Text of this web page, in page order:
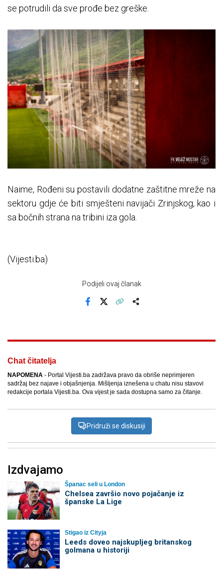
se potrudili da sve prođe bez greške.
Naime, Rođeni su postavili dodatne zaštitne mreže na
sektoru gdje će biti smješteni navijači Zrinjskog, kao i
sa bočnih strana na tribini iza gola.
(Vijesti.ba)
Podijeli ovaj članak
Chat čitatelja
NAPOMENA - Portal Vijesti.ba zadržava pravo da obriše neprimjeren
sadržaj bez najave i objašnjenja. Mišljenja iznešena u chatu nisu stavovi
redakcije portala Vijesti.ba. Ova vijest je sada dostupna samo za čitanje.
Pridruži se diskusiji
Izdvajamo
Španac seli u London
Chelsea završio novo pojačanje iz
španske La Lige
Stigao iz Cityja
Leeds doveo najskupljeg britanskog
golmana u historiji